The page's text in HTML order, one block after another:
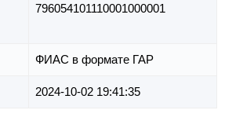
796054101110001000001
ФИАС в формате ГАР
2024-10-02 19:41:35